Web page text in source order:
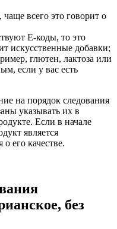
всего это говорит о
E-коды, то это
искусственные добавки;
глютен, лактоза или
если у вас есть
на порядок следования
указывать их в
Если в начале
является
о его качестве.
без